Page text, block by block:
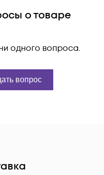
о товаре
одного вопроса.
вопрос